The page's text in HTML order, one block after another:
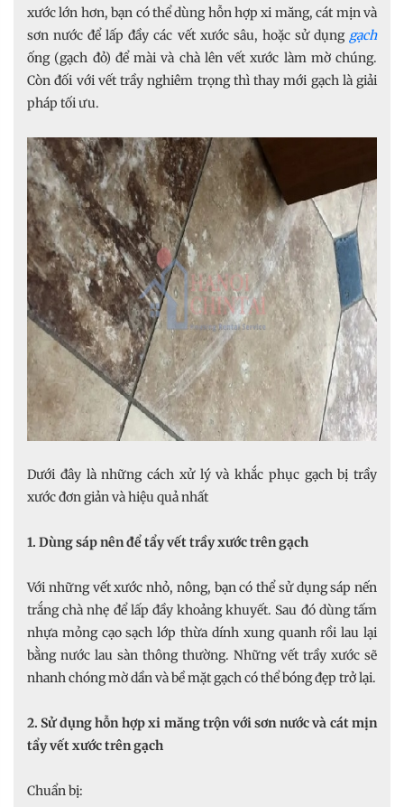
xước lớn hơn, bạn có thể dùng hỗn hợp xi măng, cát mịn và
sơn nước để lấp đầy các vết xước sâu, hoặc sử dụng gạch
ống (gạch đỏ) để mài và chà lên vết xước làm mờ chúng.
Còn đối với vết trầy nghiêm trọng thì thay mới gạch là giải
pháp tối ưu.
Dưới đây là những cách xử lý và khắc phục gạch bị trầy
xước đơn giản và hiệu quả nhất
1. Dùng sáp nên để tẩy vết trầy xước trên gạch
Với những vết xước nhỏ, nông, bạn có thể sử dụng sáp nến
trắng chà nhẹ để lấp đầy khoảng khuyết. Sau đó dùng tấm
nhựa mỏng cạo sạch lớp thừa dính xung quanh rồi lau lại
bằng nước lau sàn thông thường. Những vết trầy xước sẽ
nhanh chóng mờ dần và bề mặt gạch có thể bóng đẹp trở lại.
2. Sử dụng hỗn hợp xi măng trộn với sơn nước và cát mịn
tẩy vết xước trên gạch
Chuẩn bị: